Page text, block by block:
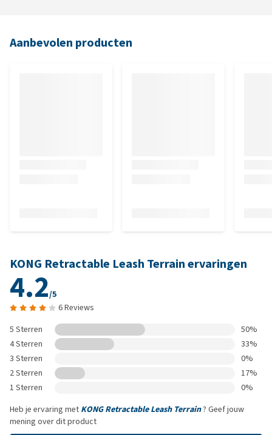
Aanbevolen producten
KONG Retractable Leash Terrain ervaringen
4.2/5
6 Reviews
5 Sterren
50%
4 Sterren
33%
3 Sterren
0%
2 Sterren
17%
1 Sterren
0%
Heb je ervaring met KONG Retractable Leash Terrain? Geef jouw
mening over dit product